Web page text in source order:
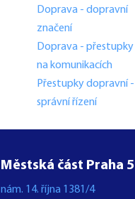
Doprava - dopravní
značení
Doprava - přestupky
na komunikacích
Přestupky dopravní -
správní řízení
Městská část Praha 5
nám. 14. října 1381/4